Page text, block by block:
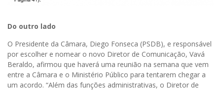
Do outro lado
O Presidente da Câmara, Diego Fonseca (PSDB), e responsável
por escolher e nomear o novo Diretor de Comunicação, Vavá
Beraldo, afirmou que haverá uma reunião na semana que vem
entre a Câmara e o Ministério Público para tentarem chegar a
um acordo. “Além das funções administrativas, o Diretor de